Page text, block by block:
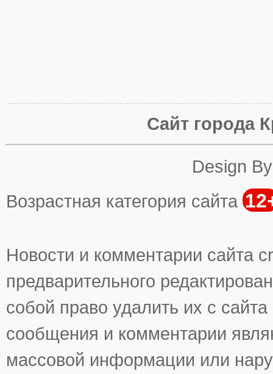
Сайт города
Design
Возрастная категория сайта
Новости и комментарии сайта
предварительного
собой право удалить их с
сообщения и комментарии
массовой информации или